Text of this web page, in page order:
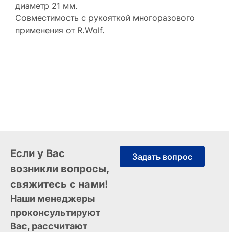
диаметр 21 мм.
Совместимость с рукояткой многоразового
применения от R.Wolf.
Если у Вас
возникли вопросы,
свяжитесь с нами!
Наши менеджеры
проконсультируют
Вас, рассчитают
Задать вопрос